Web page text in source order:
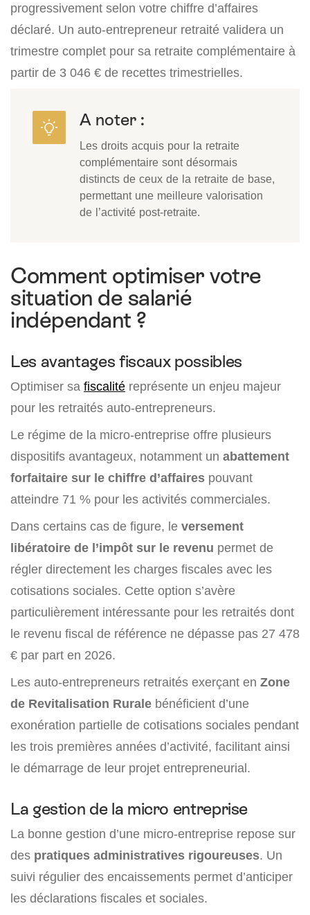
progressivement selon votre chiffre d’affaires
déclaré. Un auto-entrepreneur retraité validera un
trimestre complet pour sa retraite complémentaire à
partir de 3 046 € de recettes trimestrielles.
A noter :
Les droits acquis pour la retraite
complémentaire sont désormais
distincts de ceux de la retraite de base,
permettant une meilleure valorisation
de l’activité post-retraite.
Comment optimiser votre
situation de salarié
indépendant ?
Les avantages fiscaux possibles
Optimiser sa fiscalité représente un enjeu majeur
pour les retraités auto-entrepreneurs.
Le régime de la micro-entreprise offre plusieurs
dispositifs avantageux, notamment un abattement
forfaitaire sur le chiffre d’affaires pouvant
atteindre 71 % pour les activités commerciales.
Dans certains cas de figure, le versement
libératoire de l’impôt sur le revenu permet de
régler directement les charges fiscales avec les
cotisations sociales. Cette option s’avère
particulièrement intéressante pour les retraités dont
le revenu fiscal de référence ne dépasse pas 27 478
€ par part en 2026.
Les auto-entrepreneurs retraités exerçant en Zone
de Revitalisation Rurale bénéficient d’une
exonération partielle de cotisations sociales pendant
les trois premières années d’activité, facilitant ainsi
le démarrage de leur projet entrepreneurial.
La gestion de la micro entreprise
La bonne gestion d’une micro-entreprise repose sur
des pratiques administratives rigoureuses. Un
suivi régulier des encaissements permet d’anticiper
les déclarations fiscales et sociales.